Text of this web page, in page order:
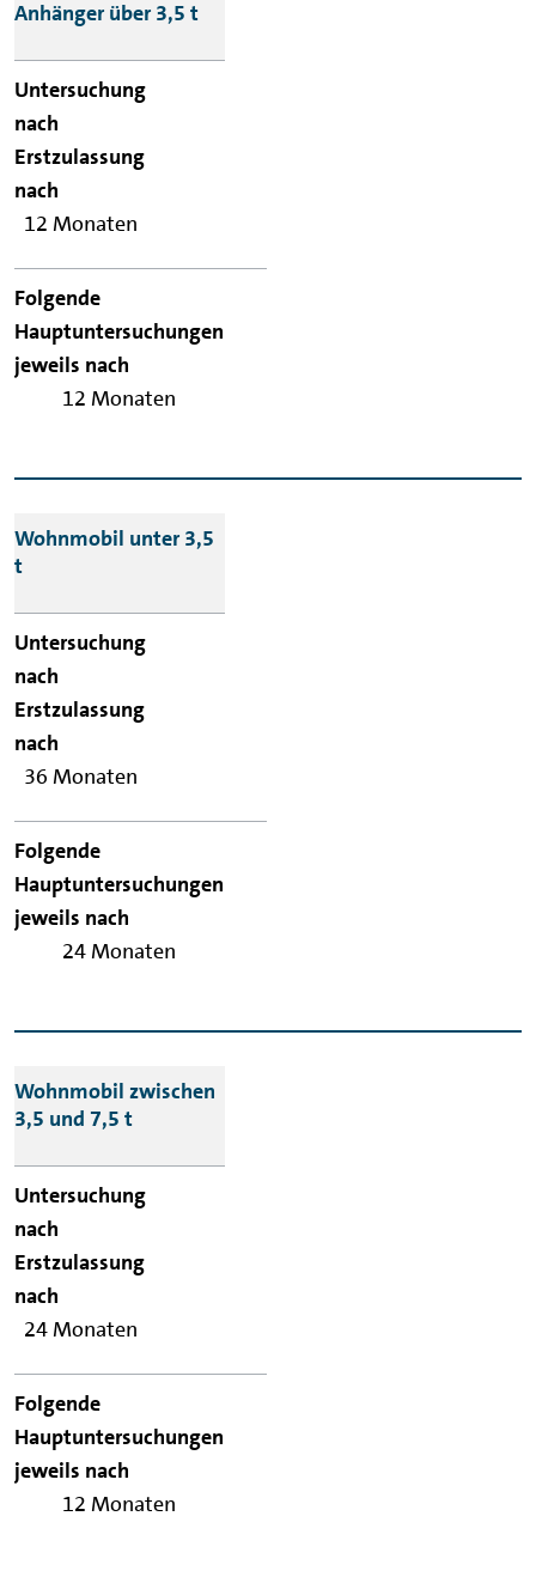
Anhänger über 3,5 t
12 Monaten
12 Monaten
Wohnmobil unter 3,5
t
36 Monaten
24 Monaten
Wohnmobil zwischen
3,5 und 7,5 t
24 Monaten
12 Monaten